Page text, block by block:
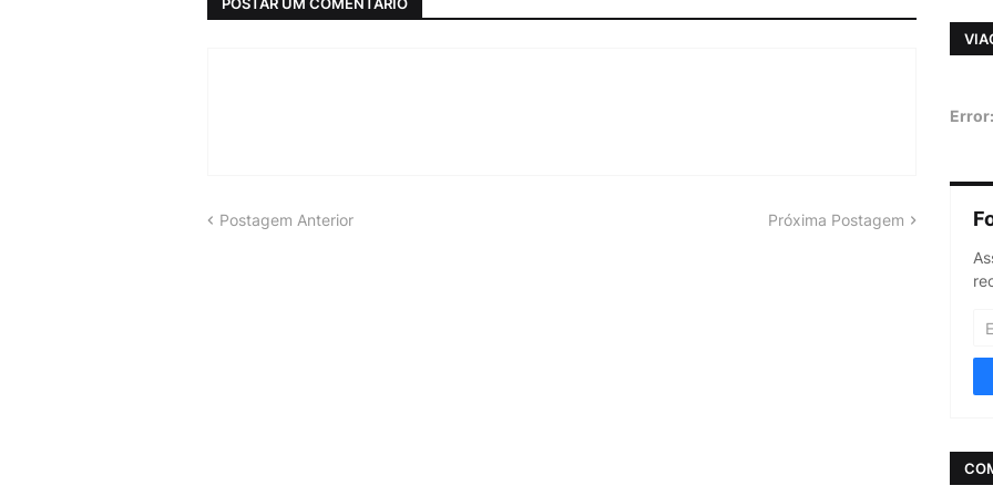
Postagem Anterior Próxima Postagem
Error: